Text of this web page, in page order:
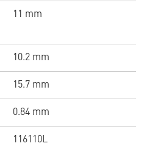
11 mm
10.2 mm
15.7 mm
0.84 mm
116110L